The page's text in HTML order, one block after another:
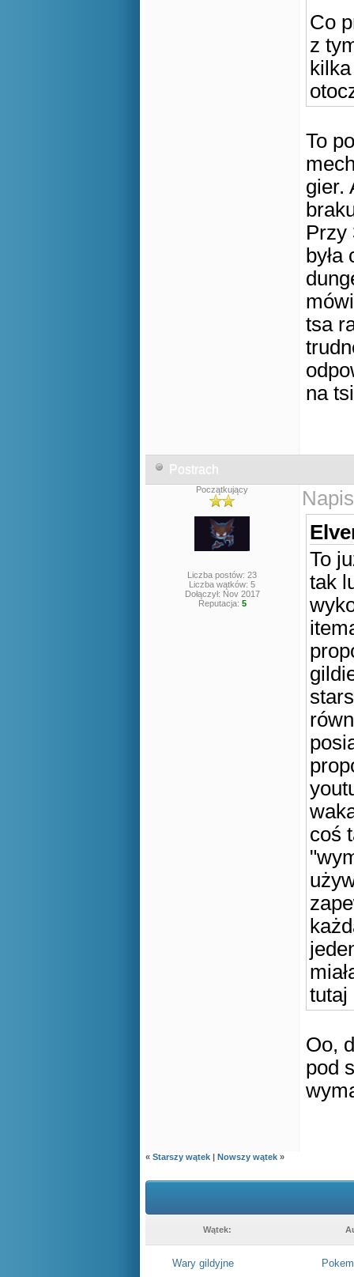
Co
z
To
gier.
Przy
tsa
na
Postrach
Początkujący
Liczba postów: 23
Liczba wątków: 5
Dołączył: Nov 2017
Reputacja: 5
To
tak
coś
tutaj
Oo,
pod
« Starszy wątek | Nowszy wątek »
Wątek:
Wary gildyjne